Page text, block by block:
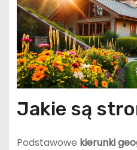
Jakie są
Podstawowe kierunki